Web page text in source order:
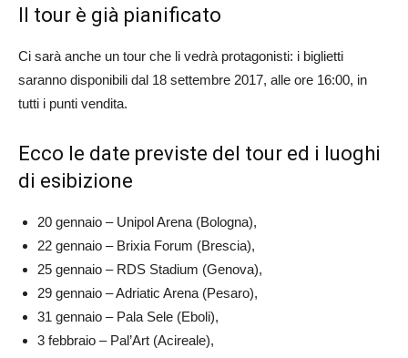
Il tour è già pianificato
Ci sarà anche un tour che li vedrà protagonisti: i biglietti
saranno disponibili dal 18 settembre 2017, alle ore 16:00, in
tutti i punti vendita.
Ecco le date previste del tour ed i luoghi
di esibizione
20 gennaio – Unipol Arena (Bologna),
22 gennaio – Brixia Forum (Brescia),
25 gennaio – RDS Stadium (Genova),
29 gennaio – Adriatic Arena (Pesaro),
31 gennaio – Pala Sele (Eboli),
3 febbraio – Pal’Art (Acireale),